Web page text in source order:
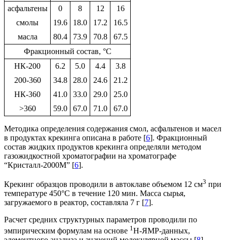
асфальтены
0 8 12
16
смолы
19.6 18.0 17.2
16.5
масла
80.4 73.9 70.8
67.5
Фракционный состав, °С
НК-200
6.2 5.0 4.4
3.8
200-360
34.8 28.0 24.6
21.2
НК-360
41.0 33.0 29.0
25.0
>360
59.0 67.0 71.0 67.0
Методика определения содержания смол, асфальтенов и масел
в продуктах крекинга описана в работе [6]. Фракционный
состав жидких продуктов крекинга определяли методом
газожидкостной хроматографии на хроматографе
“Кристалл-2000М” [6].
Крекинг образцов проводили в автоклаве объемом 12 см3 при
температуре 450°С в течение 120 мин. Масса сырья,
загружаемого в реактор, составляла 7 г [7].
Расчет средних структурных параметров проводили по
эмпирическим формулам на основе 1H-ЯМР-данных,